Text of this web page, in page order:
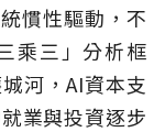
慣性驅動，不
乘三」分析框
河，AI資本支
業與投資逐步